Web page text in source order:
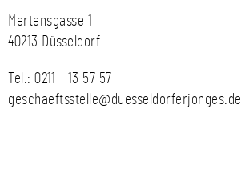
Mertensgasse 1
40213 Düsseldorf
Tel.: 0211 - 13 57 57
geschaeftsstelle@duesseldorferjonges.de